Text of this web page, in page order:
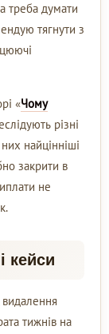
треба думати
тягнути з
«Чому
різні
найцінніші
закрити в
не
кейси
видалення
тижнів на